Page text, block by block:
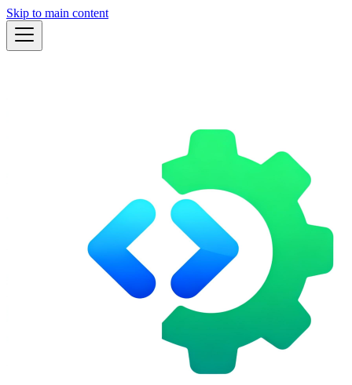
Skip to main content